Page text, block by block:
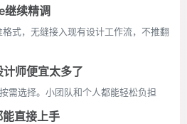
续精调
式，无缝接入现有设计工作流，不推翻
师便宜太多了
需选择。小团队和个人都能轻松负担
直接上手